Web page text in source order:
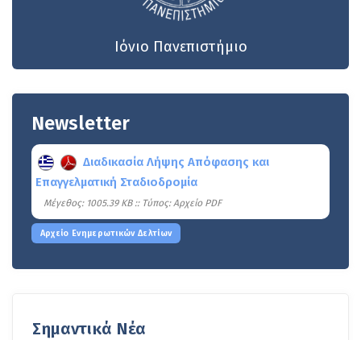
Ιόνιο Πανεπιστήμιο
Newsletter
Διαδικασία Λήψης Απόφασης και
Επαγγελματική Σταδιοδρομία
Mέγεθος: 1005.39 KB :: Τύπος: Αρχείο PDF
Αρχείο Ενημερωτικών Δελτίων
Σημαντικά Νέα